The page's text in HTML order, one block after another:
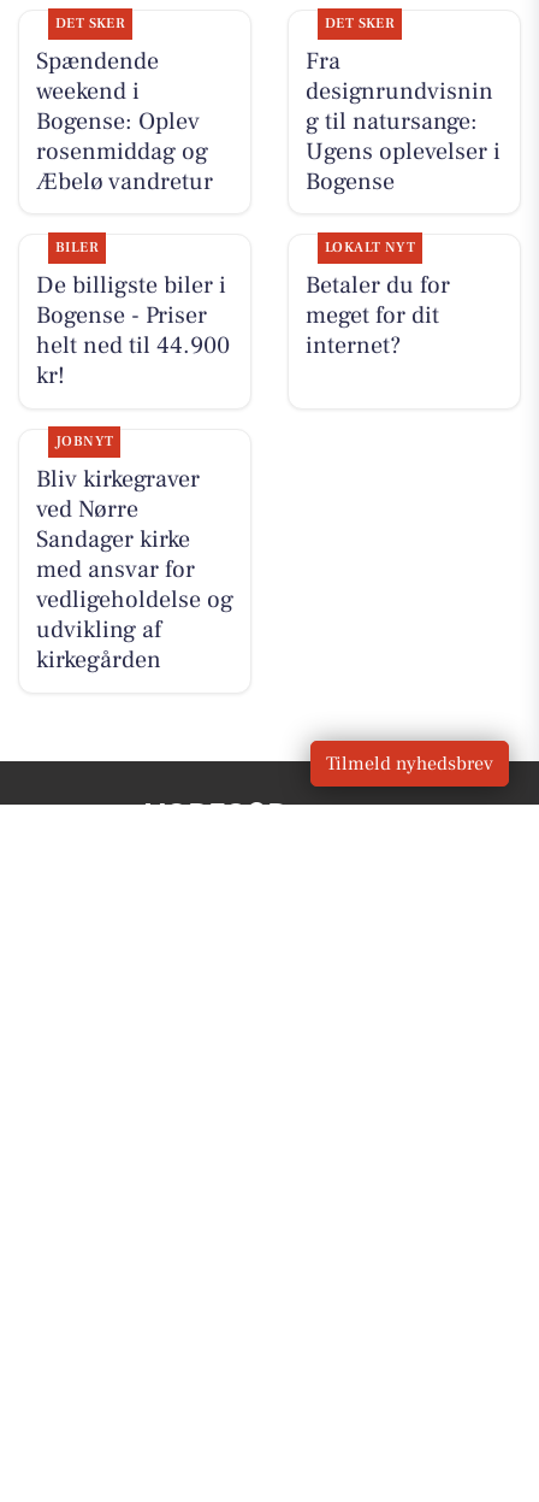
DET SKER
Spændende
weekend i
Bogense: Oplev
rosenmiddag og
Æbelø vandretur
DET SKER
Fra
designrundvisnin
g til natursange:
Ugens oplevelser i
Bogense
BILER
De billigste biler i
Bogense - Priser
helt ned til 44.900
kr!
LOKALT NYT
Betaler du for
meget for dit
internet?
JOBNYT
Bliv kirkegraver
ved Nørre
Sandager kirke
med ansvar for
vedligeholdelse og
udvikling af
kirkegården
VORES Bogense
Tilmeld nyhedsbrev